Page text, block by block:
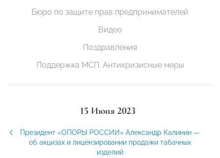
Бюро по защите прав предпринимателей
Видео
Поздравления
Поддержка МСП. Антикризисные меры
15 Июня 2023
Президент «ОПОРЫ РОССИИ» Александр Калинин —
об акцизах и лицензировании продажи табачных
изделий